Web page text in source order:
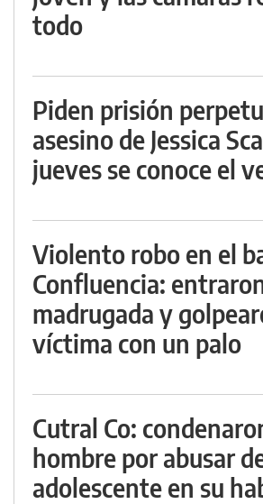
todo
Piden prisión
asesino de Jessica
jueves se conoce el
Violento robo en el
Confluencia:
madrugada y
víctima con un palo
Cutral Co:
hombre por abusar
adolescente en su